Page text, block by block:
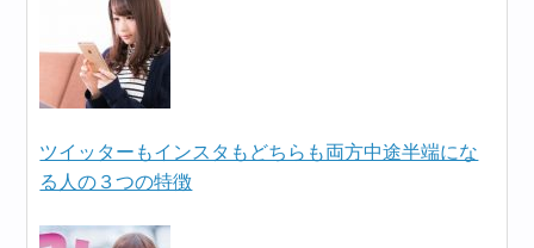
ツイッターもインスタもどちらも両方中途半端にな
る人の３つの特徴